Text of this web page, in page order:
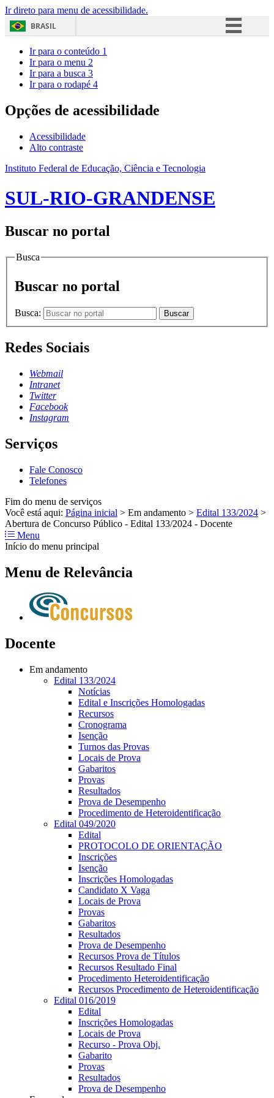
Ir direto para menu de acessibilidade.
BRASIL
Acesso à informação
Ir para o conteúdo 1
Ir para o menu 2
Ir para a busca 3
Ir para o rodapé 4
Opções de acessibilidade
Acessibilidade
Alto contraste
Instituto Federal de Educação, Ciência e Tecnologia
SUL-RIO-GRANDENSE
Buscar no portal
Busca
Buscar no portal
Busca: Buscar
Redes Sociais
Webmail
Intranet
Twitter
Facebook
Instagram
Serviços
Fale Conosco
Telefones
Fim do menu de serviços
Você está aqui: Página inicial > Em andamento > Edital 133/2024 >
Abertura de Concurso Público - Edital 133/2024 - Docente
Menu
Início do menu principal
Menu de Relevância
Docente
Em andamento
Edital 133/2024
Notícias
Edital e Inscrições Homologadas
Recursos
Cronograma
Isenção
Turnos das Provas
Locais de Prova
Gabaritos
Provas
Resultados
Prova de Desempenho
Procedimento de Heteroidentificação
Edital 049/2020
Edital
PROTOCOLO DE ORIENTAÇÃO
Inscrições
Isenção
Inscrições Homologadas
Candidato X Vaga
Locais de Prova
Provas
Gabaritos
Resultados
Prova de Desempenho
Recursos Prova de Títulos
Recursos Resultado Final
Procedimento Heteroidentificação
Recursos Procedimento de Heteroidentificação
Edital 016/2019
Edital
Inscrições Homologadas
Locais de Prova
Recurso - Prova Obj.
Gabarito
Provas
Resultados
Prova de Desempenho